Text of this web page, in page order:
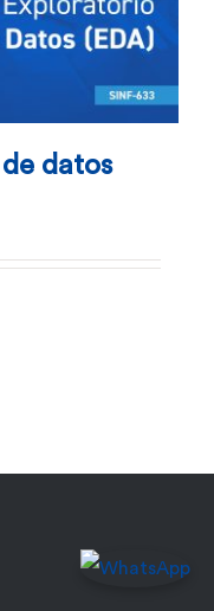
datos